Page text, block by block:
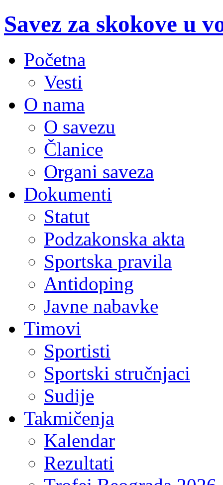
Savez za skokove u
Početna
Vesti
O nama
O savezu
Članice
Organi saveza
Dokumenti
Statut
Podzakonska akta
Sportska pravila
Antidoping
Javne nabavke
Timovi
Sportisti
Sportski stručnjaci
Sudije
Takmičenja
Kalendar
Rezultati